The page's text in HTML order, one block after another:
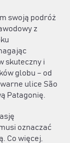
swoją podróż
z
skuteczny i
globu – od
ulice São
Patagonię.
oznaczać
Co więcej,